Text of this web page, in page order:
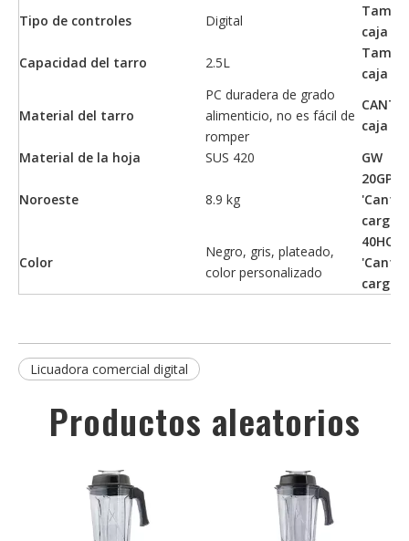
Tipo de controles Digital
caja
Capacidad del tarro
2.5L
caja
Material del tarro
PC duradera de grado
alimenticio, no es fácil de
romper
caja
Material de la hoja
SUS 420 GW
Noroeste 8.9 kg
20GP
carga
Color
Negro, gris, plateado,
color personalizado
40HQ
carga
Licuadora comercial digital
Productos aleatorios